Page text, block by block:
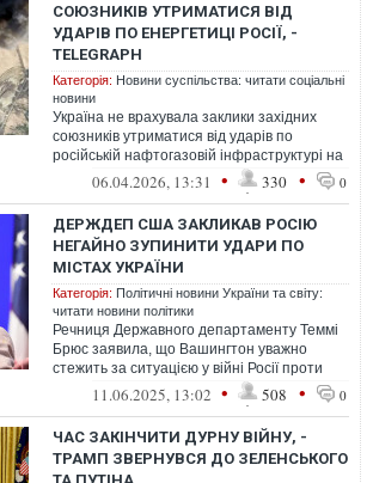
СОЮЗНИКІВ УТРИМАТИСЯ ВІД
УДАРІВ ПО ЕНЕРГЕТИЦІ РОСІЇ, -
TELEGRAPH
Категорія: Новини суспільства: читати соціальні
новини
Україна не врахувала заклики західних
союзників утриматися від ударів по
російській нафтогазовій інфраструктурі на
тлі загострення глобальної енергети...
06.04.2026, 13:31 • 330 • 0
ДЕРЖДЕП США ЗАКЛИКАВ РОСІЮ
НЕГАЙНО ЗУПИНИТИ УДАРИ ПО
МІСТАХ УКРАЇНИ
Категорія: Політичні новини України та світу:
читати новини політики
Речниця Державного департаменту Теммі
Брюс заявила, що Вашингтон уважно
стежить за ситуацією у війні Росії проти
України, та наголосила, що настав час...
11.06.2025, 13:02 • 508 • 0
ЧАС ЗАКІНЧИТИ ДУРНУ ВІЙНУ, -
ТРАМП ЗВЕРНУВСЯ ДО ЗЕЛЕНСЬКОГО